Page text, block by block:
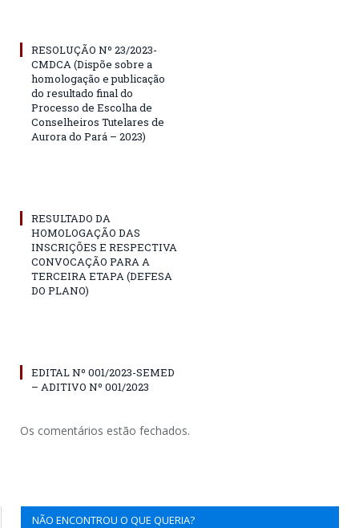
RESOLUÇÃO Nº 23/2023-
CMDCA (Dispõe sobre a
homologação e publicação
do resultado final do
Processo de Escolha de
Conselheiros Tutelares de
Aurora do Pará – 2023)
RESULTADO DA
HOMOLOGAÇÃO DAS
INSCRIÇÕES E RESPECTIVA
CONVOCAÇÃO PARA A
TERCEIRA ETAPA (DEFESA
DO PLANO)
EDITAL Nº 001/2023-SEMED
– ADITIVO Nº 001/2023
Os comentários estão fechados.
NÃO ENCONTROU O QUE QUERIA?